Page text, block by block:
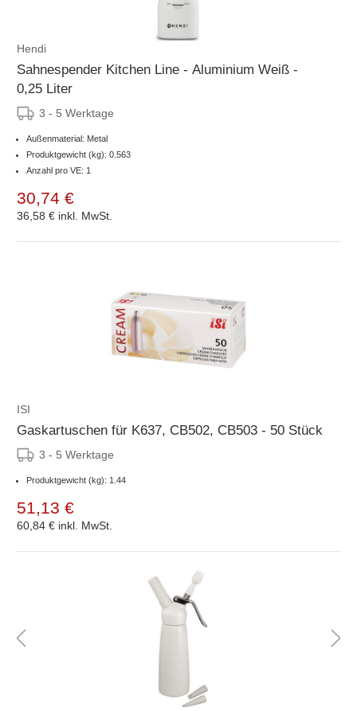
Hendi
Sahnespender Kitchen Line - Aluminium Weiß -
0,25 Liter
3 - 5 Werktage
Außenmaterial: Metal
Produktgewicht (kg): 0.563
Anzahl pro VE: 1
30,74 €
36,58 € inkl. MwSt.
ISI
Gaskartuschen für K637, CB502, CB503 - 50 Stück
3 - 5 Werktage
Produktgewicht (kg): 1.44
51,13 €
60,84 € inkl. MwSt.